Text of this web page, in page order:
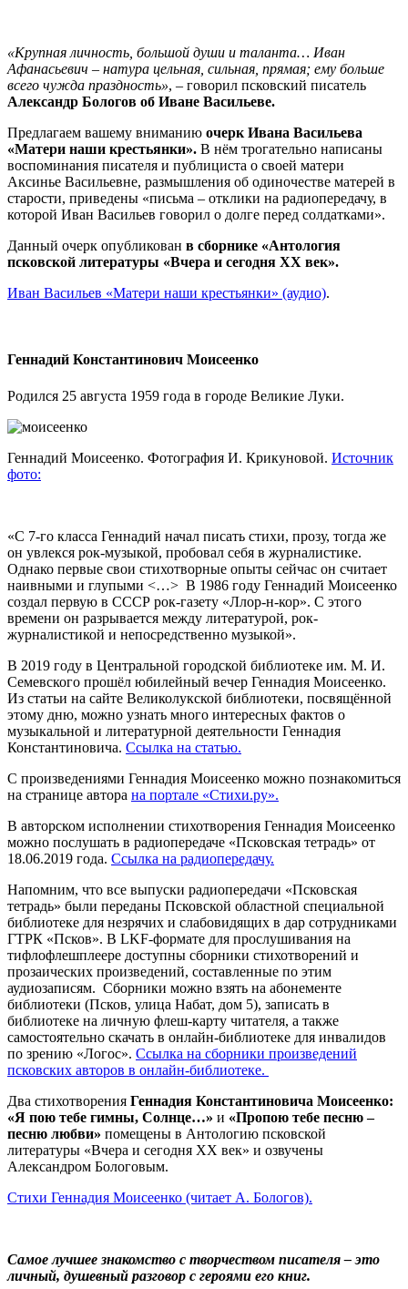
«Крупная личность, большой души и таланта… Иван
Афанасьевич – натура цельная, сильная, прямая; ему больше
всего чужда праздность», – говорил псковский писатель
Александр Бологов об Иване Васильеве.
Предлагаем вашему вниманию очерк Ивана Васильева
«Матери наши крестьянки». В нём трогательно написаны
воспоминания писателя и публициста о своей матери
Аксинье Васильевне, размышления об одиночестве матерей в
старости, приведены «письма – отклики на радиопередачу, в
которой Иван Васильев говорил о долге перед солдатками».
Данный очерк опубликован в сборнике «Антология
псковской литературы «Вчера и сегодня XX век».
Иван Васильев «Матери наши крестьянки» (аудио).
Геннадий Константинович Моисеенко
Родился 25 августа 1959 года в городе Великие Луки.
Геннадий Моисеенко. Фотография И. Крикуновой. Источник
фото:
«С 7-го класса Геннадий начал писать стихи, прозу, тогда же
он увлекся рок-музыкой, пробовал себя в журналистике.
Однако первые свои стихотворные опыты сейчас он считает
наивными и глупыми <…> В 1986 году Геннадий Моисеенко
создал первую в СССР рок-газету «Ллор-н-кор». С этого
времени он разрывается между литературой, рок-
журналистикой и непосредственно музыкой».
В 2019 году в Центральной городской библиотеке им. М. И.
Семевского прошёл юбилейный вечер Геннадия Моисеенко.
Из статьи на сайте Великолукской библиотеки, посвящённой
этому дню, можно узнать много интересных фактов о
музыкальной и литературной деятельности Геннадия
Константиновича. Ссылка на статью.
С произведениями Геннадия Моисеенко можно познакомиться
на странице автора на портале «Стихи.ру».
В авторском исполнении стихотворения Геннадия Моисеенко
можно послушать в радиопередаче «Псковская тетрадь» от
18.06.2019 года. Ссылка на радиопередачу.
Напомним, что все выпуски радиопередачи «Псковская
тетрадь» были переданы Псковской областной специальной
библиотеке для незрячих и слабовидящих в дар сотрудниками
ГТРК «Псков». В LKF-формате для прослушивания на
тифлофлешплеере доступны сборники стихотворений и
прозаических произведений, составленные по этим
аудиозаписям. Сборники можно взять на абонементе
библиотеки (Псков, улица Набат, дом 5), записать в
библиотеке на личную флеш-карту читателя, а также
самостоятельно скачать в онлайн-библиотеке для инвалидов
по зрению «Логос». Ссылка на сборники произведений
псковских авторов в онлайн-библиотеке.
Два стихотворения Геннадия Константиновича Моисеенко:
«Я пою тебе гимны, Солнце…» и «Пропою тебе песню –
песню любви» помещены в Антологию псковской
литературы «Вчера и сегодня XX век» и озвучены
Александром Бологовым.
Стихи Геннадия Моисеенко (читает А. Бологов).
Самое лучшее знакомство с творчеством писателя – это
личный, душевный разговор с героями его книг.